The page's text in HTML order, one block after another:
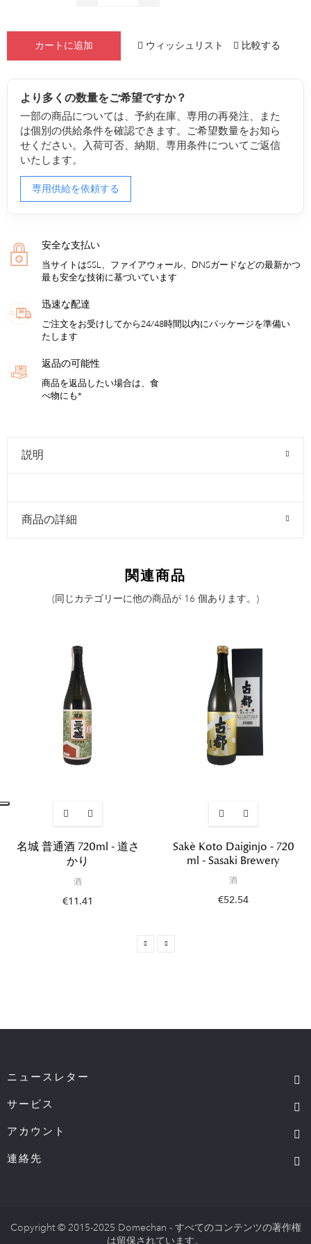
カートに追加 ウィッシュリスト 比較する
より多くの数量をご希望ですか？
一部の商品については、予約在庫、専用の再発注、また
は個別の供給条件を確認できます。ご希望数量をお知ら
せください。入荷可否、納期、専用条件についてご返信
いたします。
専用供給を依頼する
安全な支払い
当サイトはSSL、ファイアウォール、DNSガードなどの最新かつ
最も安全な技術に基づいています
迅速な配達
ご注文をお受けしてから24/48時間以内にパッケージを準備い
たします
返品の可能性
商品を返品したい場合は、食
べ物にも*
説明
商品の詳細
関連商品
(同じカテゴリーに他の商品が 16 個あります。)
名城 普通酒 720ml - 道さ
かり
酒
€11.41
Sakè Koto Daiginjo - 720
ml - Sasaki Brewery
酒
€52.54
ニュースレター
サービス
アカウント
連絡先
Copyright © 2015-2025 Domechan - すべてのコンテンツの著作権
は留保されています。